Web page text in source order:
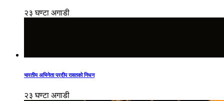
२३ घण्टा अगाडी
भारतीय अभिनेता प्रदीप रावतको निधन
२३ घण्टा अगाडी